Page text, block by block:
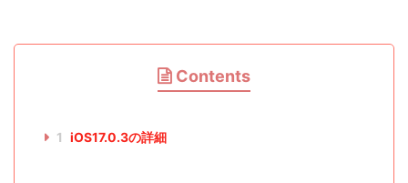
Contents
1 iOS17.0.3の詳細